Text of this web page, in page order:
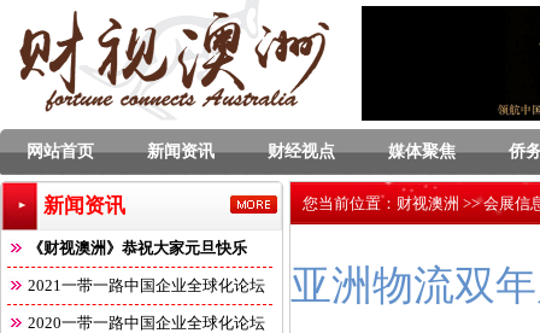
网站首页 新闻资讯 财经视点 媒体聚焦 侨
新闻资讯
《财视澳洲》恭祝大家元旦快乐
2021一带一路中国企业全球化论坛
2020一带一路中国企业全球化论坛
您当前位置： 财视澳洲 >>会展信
亚洲物流双